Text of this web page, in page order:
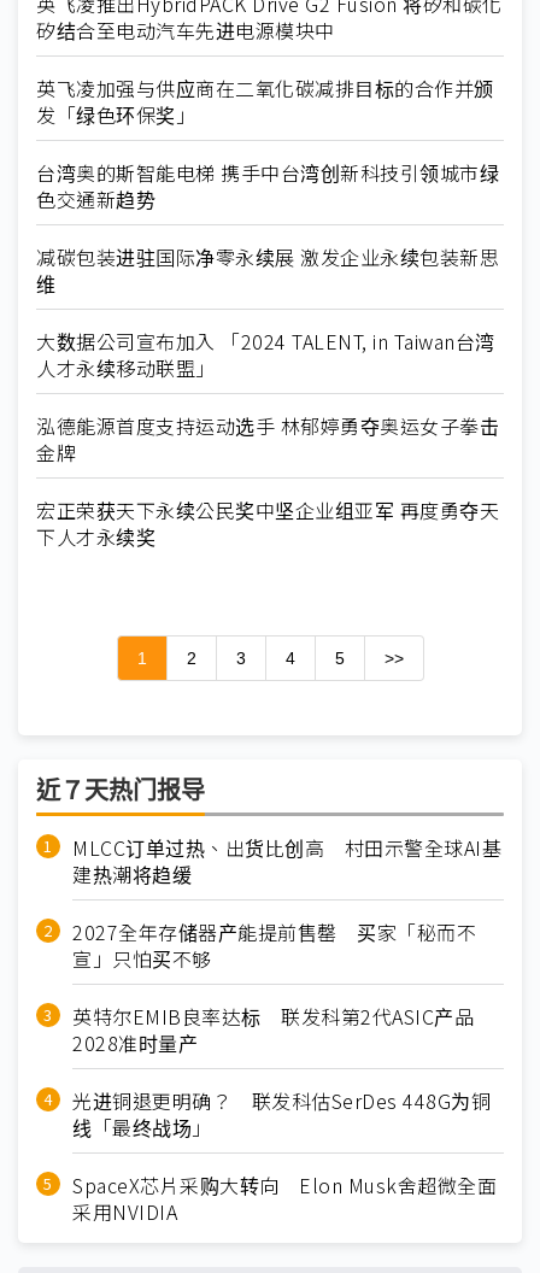
矽结合至电动汽车先进电源模块中
英飞凌加强与供应商在二氧化碳减排目标的合作并颁
发「绿色环保奖」
台湾奥的斯智能电梯 携手中台湾创新科技引领城市绿
色交通新趋势
减碳包装进驻国际净零永续展 激发企业永续包装新思
维
大数据公司宣布加入 「2024 TALENT, in Taiwan台湾
人才永续移动联盟」
泓德能源首度支持运动选手 林郁婷勇夺奥运女子拳击
金牌
宏正荣获天下永续公民奖中坚企业组亚军 再度勇夺天
下人才永续奖
1 2 3 4 5 >>
近７天热门报导
MLCC订单过热、出货比创高 村田示警全球AI基
建热潮将趋缓
2027全年存储器产能提前售罄 买家「秘而不
宣」只怕买不够
英特尔EMIB良率达标 联发科第2代ASIC产品
2028准时量产
光进铜退更明确？ 联发科估SerDes 448G为铜
线「最终战场」
SpaceX芯片采购大转向 Elon Musk舍超微全面
采用NVIDIA